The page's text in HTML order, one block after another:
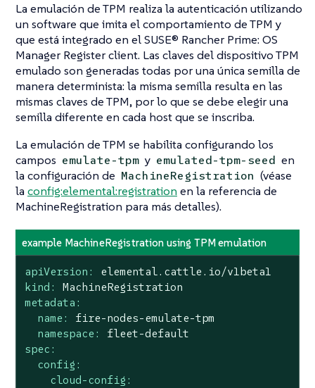
La emulación de TPM realiza la autenticación utilizando
un software que imita el comportamiento de TPM y
que está integrado en el SUSE® Rancher Prime: OS
Manager Register client. Las claves del dispositivo TPM
emulado son generadas todas por una única semilla de
manera determinista: la misma semilla resulta en las
mismas claves de TPM, por lo que se debe elegir una
semilla diferente en cada host que se inscriba.
La emulación de TPM se habilita configurando los
campos emulate-tpm y emulated-tpm-seed en
la configuración de MachineRegistration (véase
la config:elemental:registration en la referencia de
MachineRegistration para más detalles).
example MachineRegistration using TPM emulation
apiVersion:
elemental.cattle.io/v1beta1
kind:
MachineRegistration
metadata:
name:
fire-nodes-emulate-tpm
namespace:
fleet-default
spec:
config:
cloud-config: